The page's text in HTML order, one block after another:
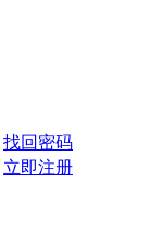
找回密码
立即注册